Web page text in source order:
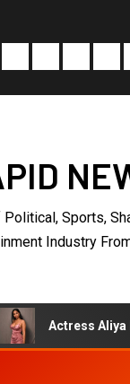
Sports,
Industry
Aliya Khan Says